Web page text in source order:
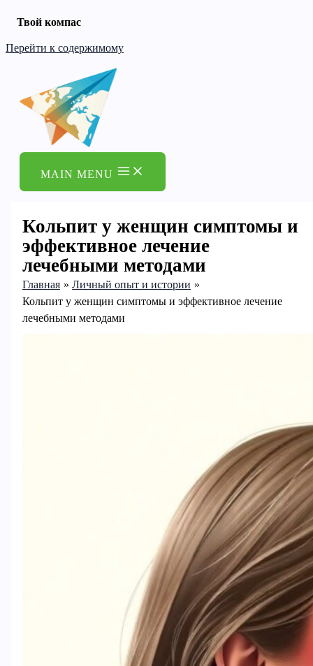
Твой компас
Перейти к содержимому
MAIN MENU
Кольпит у женщин симптомы и
эффективное лечение
лечебными методами
Главная
Личный опыт и истории
Кольпит у женщин симптомы и эффективное лечение
лечебными методами